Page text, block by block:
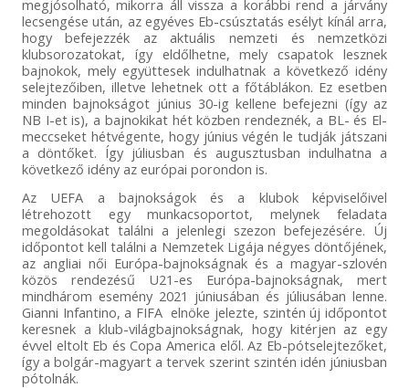
megjósolható, mikorra áll vissza a korábbi rend a járvány
lecsengése után, az egyéves Eb-csúsztatás esélyt kínál arra,
hogy befejezzék az aktuális nemzeti és nemzetközi
klubsorozatokat, így eldőlhetne, mely csapatok lesznek
bajnokok, mely együttesek indulhatnak a következő idény
selejtezőiben, illetve lehetnek ott a főtáblákon. Ez esetben
minden bajnokságot június 30-ig kellene befejezni (így az
NB I-et is), a bajnokikat hét közben rendeznék, a BL- és El-
meccseket hétvégente, hogy június végén le tudják játszani
a döntőket. Így júliusban és augusztusban indulhatna a
következő idény az európai porondon is.
Az UEFA a bajnokságok és a klubok képviselőivel
létrehozott egy munkacsoportot, melynek feladata
megoldásokat találni a jelenlegi szezon befejezésére. Új
időpontot kell találni a Nemzetek Ligája négyes döntőjének,
az angliai női Európa-bajnokságnak és a magyar-szlovén
közös rendezésű U21-es Európa-bajnokságnak, mert
mindhárom esemény 2021 júniusában és júliusában lenne.
Gianni Infantino, a FIFA elnöke jelezte, szintén új időpontot
keresnek a klub-világbajnokságnak, hogy kitérjen az egy
évvel eltolt Eb és Copa America elől. Az Eb-pótselejtezőket,
így a bolgár-magyart a tervek szerint szintén idén júniusban
pótolnák.